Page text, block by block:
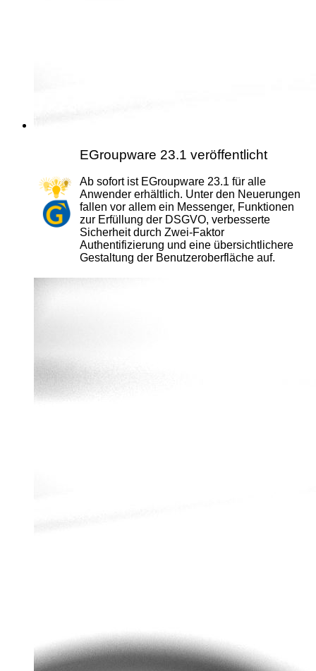
EGroupware 23.1 veröffentlicht
Ab sofort ist EGroupware 23.1 für alle
Anwender erhältlich. Unter den Neuerungen
fallen vor allem ein Messenger, Funktionen
zur Erfüllung der DSGVO, verbesserte
Sicherheit durch Zwei-Faktor
Authentifizierung und eine übersichtlichere
Gestaltung der Benutzeroberfläche auf.